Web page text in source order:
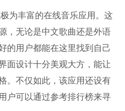
为丰富的在线音乐应用。这
，无论是中文歌曲还是外语
的用户都能在这里找到自己
面设计十分美观大方，能让
。不仅如此，该应用还设有
户可以通过参考排行榜来寻